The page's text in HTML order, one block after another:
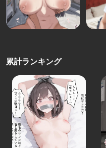
累計ランキング